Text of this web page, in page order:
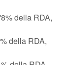
della RDA,
della RDA,